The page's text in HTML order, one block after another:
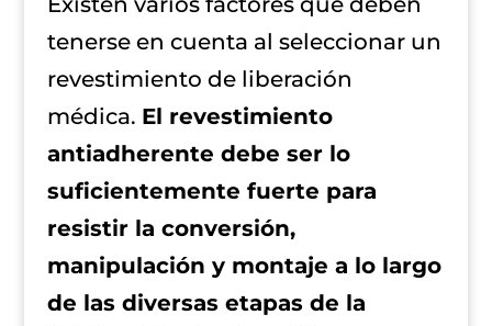
tenerse en cuenta al seleccionar un
revestimiento de liberación
médica. El revestimiento
antiadherente debe ser lo
suficientemente fuerte para
resistir la conversión,
manipulación y montaje a lo largo
de las diversas etapas de la